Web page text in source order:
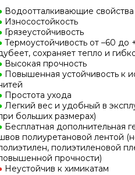
Водоотталкивающие свойства
Износостойкость
Грязеустойчивость
Термоустойчивость от –60 до
сохраняет тепло и
Высокая прочность
Повышенная устойчивость к
Простота ухода
Легкий вес и удобный в
больших размерах)
Бесплатная дополнительная
полиуретановой лентой
полиэтиленовой
прочности)
Неустойчив к химикатам